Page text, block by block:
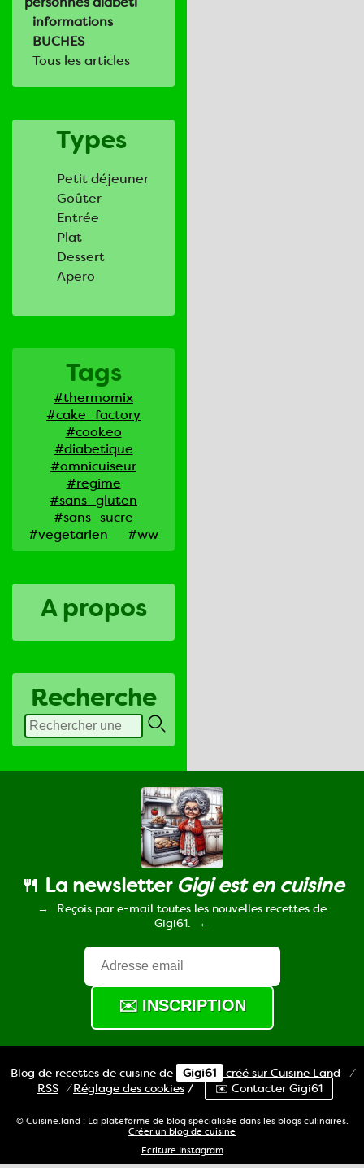
informations
BUCHES
Tous les articles
Types
Petit déjeuner
Goûter
Entrée
Plat
Dessert
Apero
Tags
#thermomix
#cake_factory
#cookeo
#diabetique
#omnicuiseur
#regime
#sans_gluten
#sans_sucre
#vegetarien
#ww
A propos
Recherche
🍴 La newsletter Gigi est en cuisine
Reçois par e-mail toutes les nouvelles recettes de
Gigi61.
Blog de recettes de cuisine de Gigi61 créé sur Cuisine Land
⁄
RSS ⁄Réglage des cookies / ✉️ Contacter Gigi61
© Cuisine.land : La plateforme de blog spécialisée dans les blogs culinaires.
Créer un blog de cuisine
Ecriture Instagram